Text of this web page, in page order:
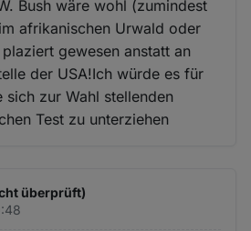
Bush wäre wohl (zumindest
afrikanischen Urwald oder
gewesen anstatt an
der USA!Ich würde es für
sich zur Wahl stellenden
Test zu unterziehen
überprüft)